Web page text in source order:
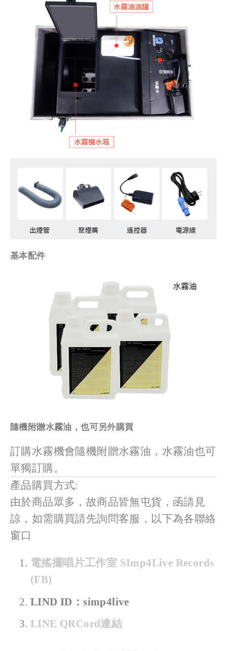
基本配件
隨機附贈水霧油，也可另外購買
訂購水霧機會隨機附贈水霧油，水霧油也可
單獨訂購。
產品購買方式:
由於商品眾多，故商品皆無屯貨，函請見
諒，如需購買請先詢問客服，以下為各聯絡
窗口
電搖擺唱片工作室 SImp4Live Records
(FB)
LIND ID：simp4live
LINE QRCord連結